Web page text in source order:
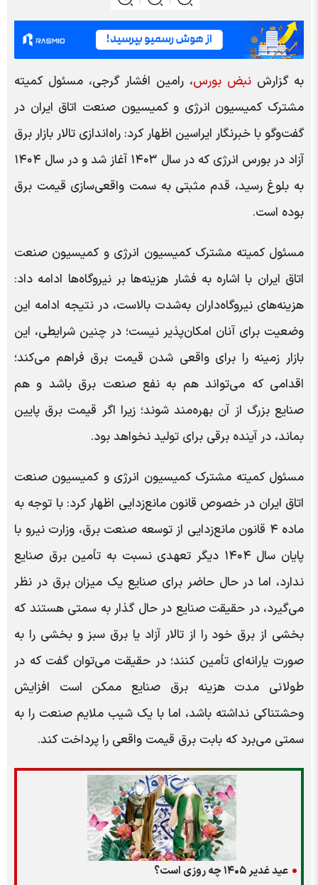
به گزارش نبض بورس، رامین افشار گرجی، مسئول کمیته
مشترک کمیسیون انرژی و کمیسیون صنعت اتاق ایران در
گفت‌وگو با خبرنگار ایراسین اظهار کرد: راه‌اندازی تالار بازار برق
آزاد در بورس انرژی که در سال ۱۴۰۳ آغاز شد و در سال ۱۴۰۴
به بلوغ رسید، قدم مثبتی به سمت واقعی‌سازی قیمت برق
بوده است.
مسئول کمیته مشترک کمیسیون انرژی و کمیسیون صنعت
اتاق ایران با اشاره به فشار هزینه‌ها بر نیروگاه‌ها ادامه داد:
هزینه‌های نیروگاه‌داران به‌شدت بالاست، در نتیجه ادامه این
وضعیت برای آنان امکان‌پذیر نیست؛ در چنین شرایطی، این
بازار زمینه را برای واقعی شدن قیمت برق فراهم می‌کند؛
اقدامی که می‌تواند هم به نفع صنعت برق باشد و هم
صنایع بزرگ از آن بهره‌مند شوند؛ زیرا اگر قیمت برق پایین
بماند، در آینده برقی برای تولید نخواهد بود.
مسئول کمیته مشترک کمیسیون انرژی و کمیسیون صنعت
اتاق ایران در خصوص قانون مانع‌زدایی اظهار کرد: با توجه به
ماده ۴ قانون مانع‌زدایی از توسعه صنعت برق، وزارت نیرو با
پایان سال ۱۴۰۴ دیگر تعهدی نسبت به تأمین برق صنایع
ندارد، اما در حال حاضر برای صنایع یک میزان برق در نظر
می‌گیرد، در حقیقت صنایع در حال گذار به سمتی هستند که
بخشی از برق خود را از تالار آزاد یا برق سبز و بخشی را به
صورت یارانه‌ای تأمین کنند؛ در حقیقت می‌توان گفت که در
طولانی مدت هزینه برق صنایع ممکن است افزایش
وحشتناکی نداشته باشد، اما با یک شیب ملایم صنعت را به
سمتی می‌برد که بابت برق قیمت واقعی را پرداخت کند.
عید غدیر ۱۴۰۵ چه روزی است؟